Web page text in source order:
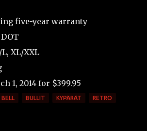
five-year warranty
L, XL/XXL
1, 2014 for $399.95
BELL BULLIT KYPÄRÄT RETRO